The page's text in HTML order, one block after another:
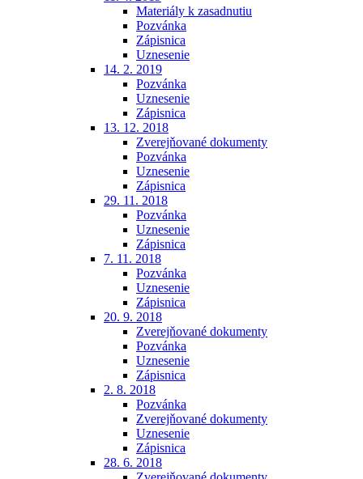
Materiály k zasadnutiu
Pozvánka
Zápisnica
Uznesenie
14. 2. 2019
Pozvánka
Uznesenie
Zápisnica
13. 12. 2018
Zverejňované dokumenty
Pozvánka
Uznesenie
Zápisnica
29. 11. 2018
Pozvánka
Uznesenie
Zápisnica
7. 11. 2018
Pozvánka
Uznesenie
Zápisnica
20. 9. 2018
Zverejňované dokumenty
Pozvánka
Uznesenie
Zápisnica
2. 8. 2018
Pozvánka
Zverejňované dokumenty
Uznesenie
Zápisnica
28. 6. 2018